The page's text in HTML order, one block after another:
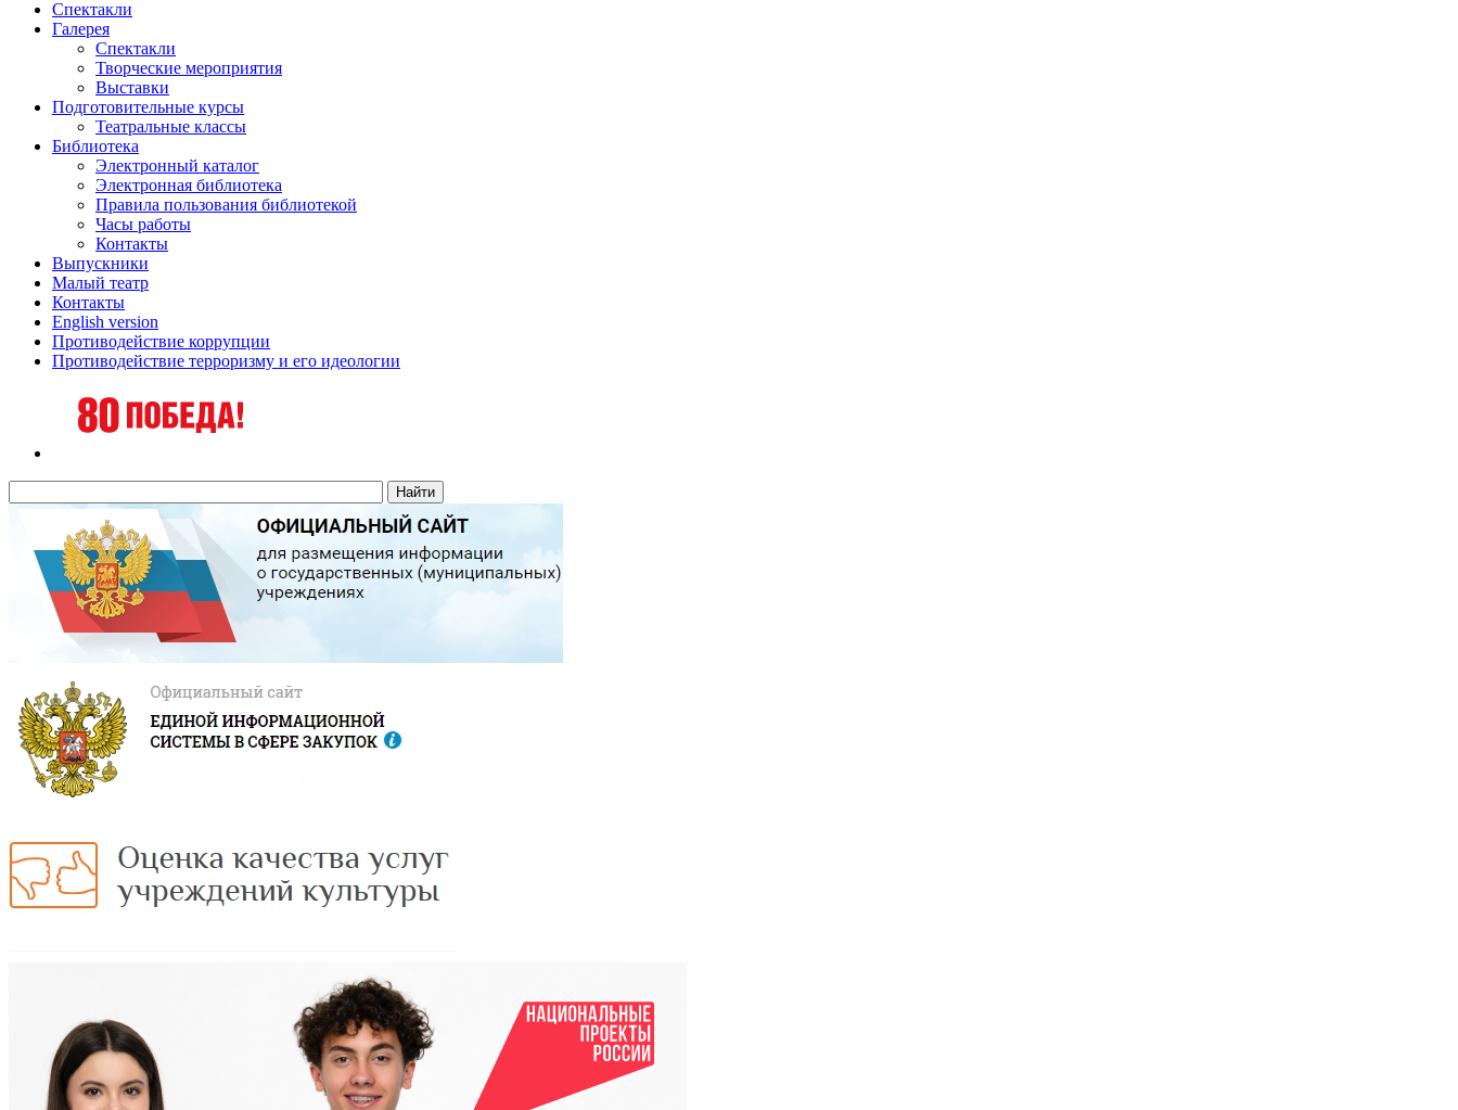
Спектакли
Галерея
Спектакли
Творческие мероприятия
Выставки
Подготовительные курсы
Театральные классы
Библиотека
Электронный каталог
Электронная библиотека
Правила пользования библиотекой
Часы работы
Контакты
Выпускники
Малый театр
Контакты
English version
Противодействие коррупции
Противодействие терроризму и его идеологии